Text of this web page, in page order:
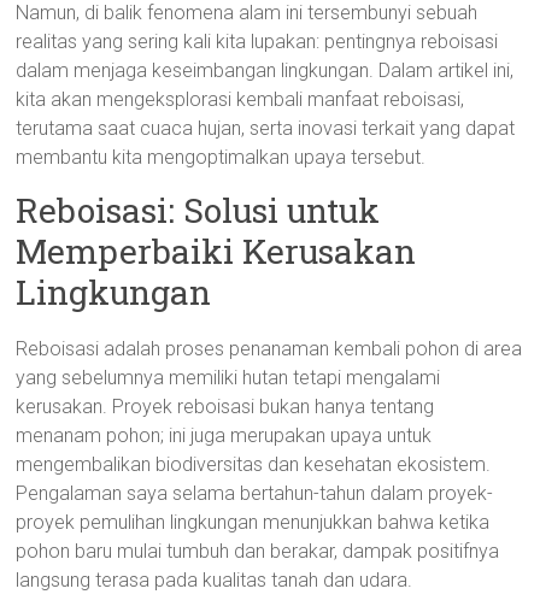
Namun, di balik fenomena alam ini tersembunyi sebuah
realitas yang sering kali kita lupakan: pentingnya reboisasi
dalam menjaga keseimbangan lingkungan. Dalam artikel ini,
kita akan mengeksplorasi kembali manfaat reboisasi,
terutama saat cuaca hujan, serta inovasi terkait yang dapat
membantu kita mengoptimalkan upaya tersebut.
Reboisasi: Solusi untuk
Memperbaiki Kerusakan
Lingkungan
Reboisasi adalah proses penanaman kembali pohon di area
yang sebelumnya memiliki hutan tetapi mengalami
kerusakan. Proyek reboisasi bukan hanya tentang
menanam pohon; ini juga merupakan upaya untuk
mengembalikan biodiversitas dan kesehatan ekosistem.
Pengalaman saya selama bertahun-tahun dalam proyek-
proyek pemulihan lingkungan menunjukkan bahwa ketika
pohon baru mulai tumbuh dan berakar, dampak positifnya
langsung terasa pada kualitas tanah dan udara.